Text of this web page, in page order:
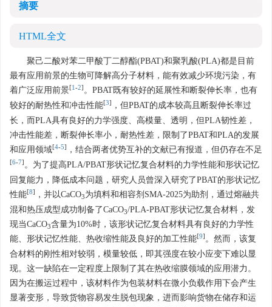
摘要
HTML全文
聚己二酸对苯二甲酸丁二醇酯(PBAT)和聚乳酸(PLA)都是目前
最有应用前景的生物可降解高分子材料，能有效减少环境污染，有
着广泛应用前景[1 -2] 。PBAT既有较好的延展性和断裂伸长率，也有
较好的耐热性和冲击性能[3]
，但PBAT的成本较高且断裂伸长率过
长，而PLA具有良好的力学强度、高模量、透明，但PLA韧性差，
冲击性能差，断裂伸长率小，耐热性差，限制了PBAT和PLA的发展
和应用领域[4-5] ，结合两者优势互补的文献已有报道，但仍存在不足
[6-7] 。为了提高PLA/PBAT形状记忆复合材料的力学性能和形状记忆
回复能力，降低成本问题，研究人员曾深入研究了PBAT的形状记忆
性能[8] ，并以CaCO3为填料和相容剂SMA-2025为助剂，通过熔融共
混和热压成型成功制备了CaCO3/PLA-PBAT形状记忆复合材料，发
现当CaCO3含量为10%时，该形状记忆复合材料具有良好的力学性
能、形状记忆性能、热收缩性能及良好的加工性能[9] 。然而，该复
合材料的刚性相对较弱，模量较低，即其强度在较小应变下难以显
现。这一缺陷在一定程度上限制了其在热收缩膜领域的应用潜力。
因为在搬运过程中，该材料作为包装材料在微小负载作用下会产生
显著变形，导致货物容易发生脱包现象，进而影响货物在储存和运